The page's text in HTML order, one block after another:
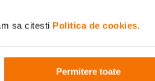
sa citesti Politica de cookies.
Permitere toate